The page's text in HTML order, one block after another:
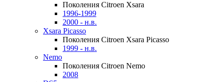
Поколения Citroen Xsara
1996-1999
2000 - н.в.
Xsara Picasso
Поколения Citroen Xsara Picasso
1999 - н.в.
Nemo
Поколения Citroen Nemo
2008